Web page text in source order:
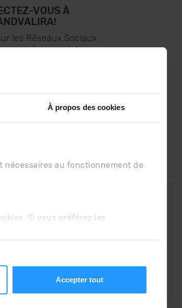
À propos des cookies
nécessaires au fonctionnement de
Si vous préférez les
Accepter tout
VOUS À
les Réseaux Sociaux
à recevoir les